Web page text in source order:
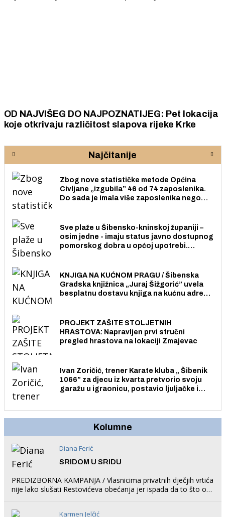
OD NAJVIŠEG DO NAJPOZNATIJEG: Pet lokacija
koje otkrivaju različitost slapova rijeke Krke
Najčitanije
Zbog nove statističke metode Općina
Civljane „izgubila” 46 od 74 zaposlenika.
Do sada je imala više zaposlenika nego
Sve plaže u Šibensko-kninskoj županiji –
osim jedne - imaju status javno dostupnog
pomorskog dobra u općoj upotrebi.
KNJIGA NA KUĆNOM PRAGU / Šibenska
Gradska knjižnica „Juraj Šižgorić” uvela
besplatnu dostavu knjiga na kućnu adresu
PROJEKT ZAŠITE STOLJETNIH
HRASTOVA: Napravljen prvi stručni
pregled hrastova na lokaciji Zmajevac
Ivan Zoričić, trener Karate kluba „ Šibenik
1066” za djecu iz kvarta pretvorio svoju
garažu u igraonicu, postavio ljuljačke i
Kolumne
Diana Ferić
SRIDOM U SRIDU
PREDIZBORNA KAMPANJA / Vlasnicima privatnih dječjih vrtića
nije lako slušati Restovićeva obećanja jer ispada da to što oni
Karmen Jelčić